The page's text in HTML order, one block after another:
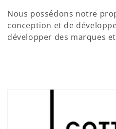
Nous possédons notre
conception et de
développer des marques